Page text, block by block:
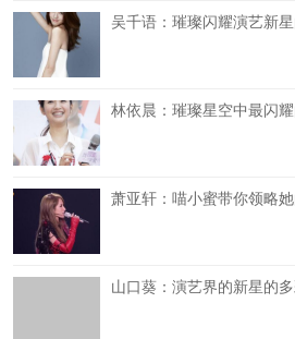
吴千语：璀璨闪耀演艺新
林依晨：璀璨星空中最闪
萧亚轩：喵小蜜带你领略
山口葵：演艺界的新星的